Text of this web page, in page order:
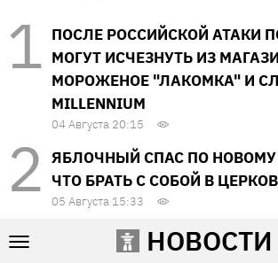
НОВОСТИ
ПОСЛЕ РОССИЙСКОЙ АТАКИ
МОГУТ ИСЧЕЗНУТЬ ИЗ
МОРОЖЕНОЕ "ЛАКОМКА" И
MILLENNIUM
04 Августа 20:15
ЯБЛОЧНЫЙ СПАС ПО
ЧТО БРАТЬ С СОБОЙ В
05 Августа 15:33
ЧТО ДЕЛАТЬ, ЕСЛИ ВЫ
СООБЩИЛИ МОШЕННИКАМ